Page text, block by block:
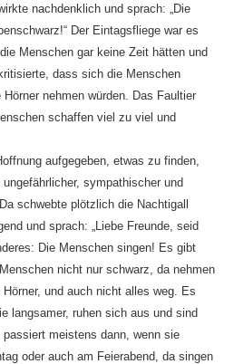
nachdenklich und sprach: „Die
Der Eintagsfliege war es
Menschen gar keine Zeit hätten und
dass sich die Menschen
nehmen würden. Das Faultier
schaffen viel zu viel und
aufgegeben, etwas zu finden,
sympathischer und
schwebte plötzlich die Nachtigall
und sprach: „Liebe Freunde, seid
Die Menschen singen! Es gibt
nicht nur schwarz, da nehmen
und auch nicht alles weg. Es
langsamer, ruhen sich aus und sind
meistens dann, wenn sie
oder auch am Feierabend, da singen